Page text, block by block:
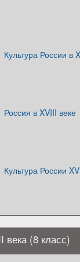
Культура России в
Россия в XVIII веке
Культура России
века (8 класс)